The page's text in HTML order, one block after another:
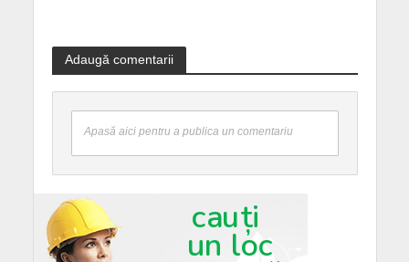
Adaugă comentarii
Apasă aici pentru a publica un comentariu